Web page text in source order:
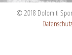
© 2018 Dolomiti
Datenschutz